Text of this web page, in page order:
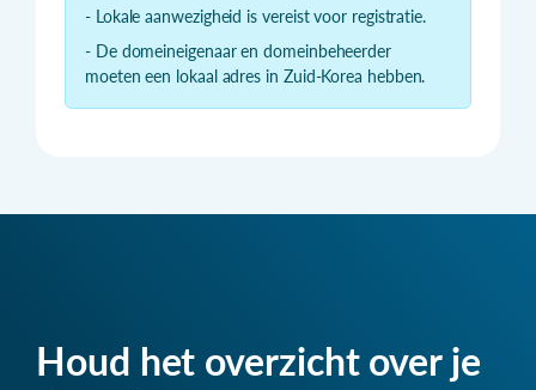
- Lokale aanwezigheid is vereist voor registratie.
- De domeineigenaar en domeinbeheerder
moeten een lokaal adres in Zuid-Korea hebben.
Houd het overzicht over je